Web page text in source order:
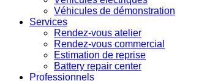
Véhicules de démonstration
Services
Rendez-vous atelier
Rendez-vous commercial
Estimation de reprise
Battery repair center
Professionnels